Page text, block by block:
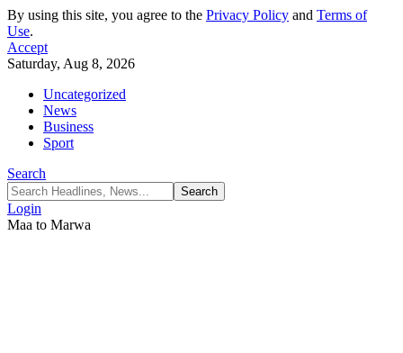
By using this site, you agree to the Privacy Policy and Terms of
Use.
Accept
Saturday, Aug 8, 2026
Uncategorized
News
Business
Sport
Search
Login
Maa to Marwa